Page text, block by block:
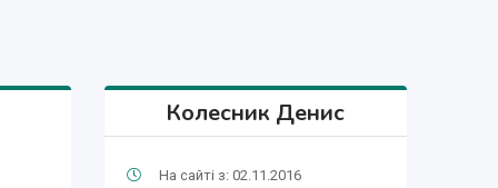
Колесник Денис
На сайті з: 02.11.2016